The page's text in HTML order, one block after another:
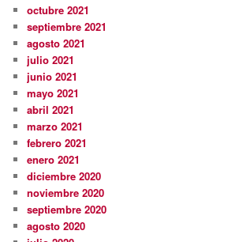
octubre 2021
septiembre 2021
agosto 2021
julio 2021
junio 2021
mayo 2021
abril 2021
marzo 2021
febrero 2021
enero 2021
diciembre 2020
noviembre 2020
septiembre 2020
agosto 2020